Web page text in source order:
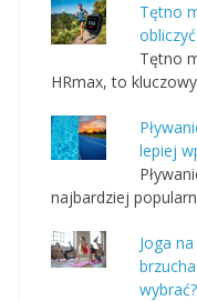
Tętno
Tętno
HRmax, to
lepiej
najbardziej
Joga
wybrać?